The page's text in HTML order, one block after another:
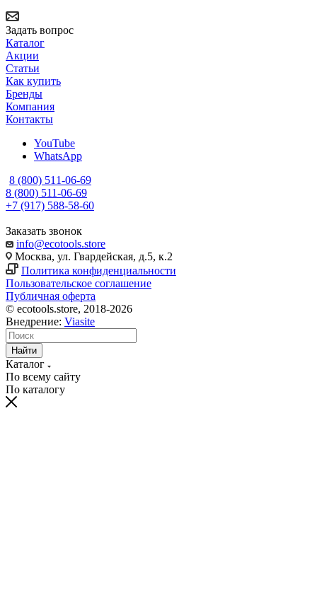
Задать вопрос
Каталог
Акции
Статьи
Как купить
Бренды
Компания
Контакты
YouTube
WhatsApp
8 (800) 511-06-69
8 (800) 511-06-69
+7 (917) 588-58-60
Заказать звонок
info@ecotools.store
Москва, ул. Гвардейская, д.5, к.2
Политика конфиденциальности
Пользовательское соглашение
Публичная оферта
© ecotools.store, 2018-2026
Внедрение: Viasite
Найти
Каталог
По всему сайту
По каталогу